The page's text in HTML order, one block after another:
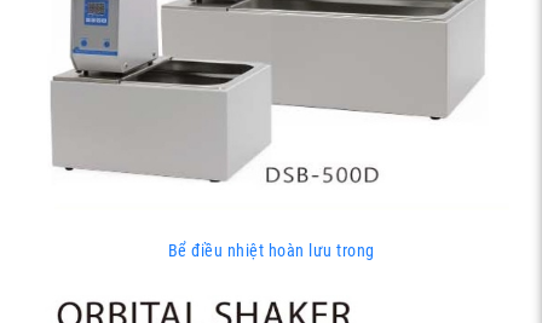
Bể điều nhiệt hoàn lưu trong